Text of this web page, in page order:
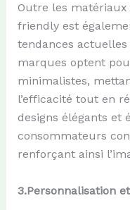
Outre les
friendly est
tendances actuelles
marques optent
minimalistes,
l’efficacité tout en
designs élégants et
consommateurs
renforçant ainsi
3.Personnalisation et